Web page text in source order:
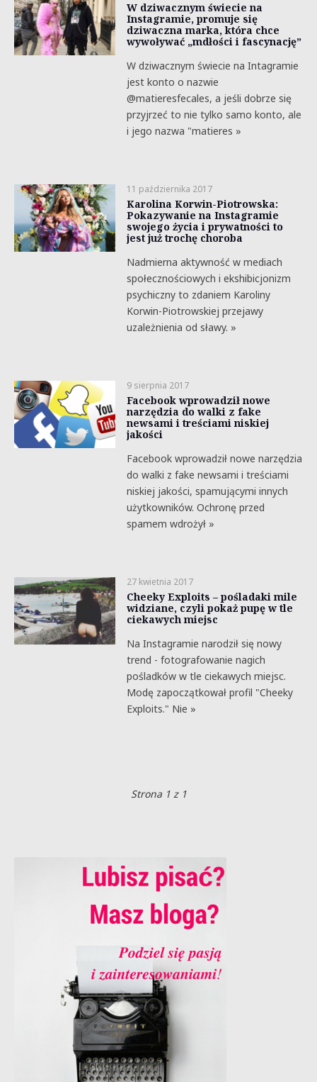
W dziwacznym świecie na
Instagramie, promuje się
dziwaczna marka, która chce
wywoływać „mdłości i fascynację”
W dziwacznym świecie na Intagramie
jest konto o nazwie
@matieresfecales, a jeśli dobrze się
przyjrzeć to nie tylko samo konto, ale
i jego nazwa "matieres »
11 października 2017
Karolina Korwin-Piotrowska:
Pokazywanie na Instagramie
swojego życia i prywatności to
jest już trochę choroba
Nadmierna aktywność w mediach
społecznościowych i ekshibicjonizm
psychiczny to zdaniem Karoliny
Korwin-Piotrowskiej przejawy
uzależnienia od sławy. »
9 sierpnia 2017
Facebook wprowadził nowe
narzędzia do walki z fake
newsami i treściami niskiej
jakości
Facebook wprowadził nowe narzędzia
do walki z fake newsami i treściami
niskiej jakości, spamującymi innych
użytkowników. Ochronę przed
spamem wdrożył »
27 kwietnia 2017
Cheeky Exploits – pośladaki mile
widziane, czyli pokaż pupę w tle
ciekawych miejsc
Na Instagramie narodził się nowy
trend - fotografowanie nagich
pośladków w tle ciekawych miejsc.
Modę zapoczątkował profil "Cheeky
Exploits." Nie »
Strona 1 z 1